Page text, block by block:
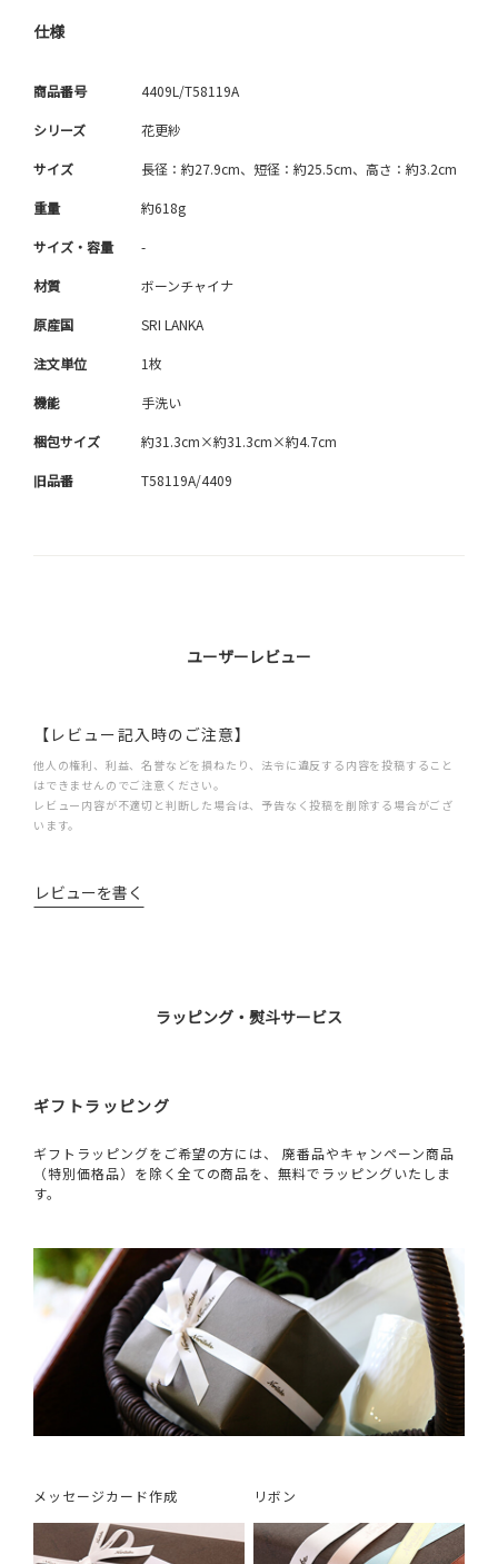
仕様
商品番号 4409L/T58119A
シリーズ 花更紗
サイズ 長径：約27.9cm、短径：約25.5cm、高さ：約3.2cm
重量 約618g
サイズ・容量 -
材質 ボーンチャイナ
原産国 SRI LANKA
注文単位 1枚
機能 手洗い
梱包サイズ 約31.3cm×約31.3cm×約4.7cm
旧品番 T58119A/4409
ユーザーレビュー
【レビュー記入時のご注意】
他人の権利、利益、名誉などを損ねたり、法令に違反する内容を投稿すること
はできませんのでご注意ください。
レビュー内容が不適切と判断した場合は、予告なく投稿を削除する場合がござ
います。
レビューを書く
ラッピング・熨斗サービス
ギフトラッピング
ギフトラッピングをご希望の方には、 廃番品やキャンペーン商品
（特別価格品）を除く全ての商品を、無料でラッピングいたしま
す。
メッセージカード作成 リボン